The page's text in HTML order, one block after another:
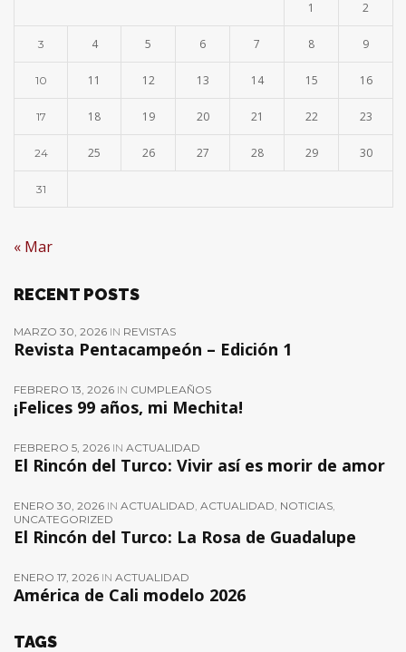
1 2
3 4 5 6 7 8 9
10 11 12 13 14 15 16
17 18 19 20 21 22 23
24 25 26 27 28 29 30
31
« Mar
RECENT POSTS
MARZO 30, 2026 IN REVISTAS
Revista Pentacampeón – Edición 1
FEBRERO 13, 2026 IN CUMPLEAÑOS
¡Felices 99 años, mi Mechita!
FEBRERO 5, 2026 IN ACTUALIDAD
El Rincón del Turco: Vivir así es morir de amor
ENERO 30, 2026 IN ACTUALIDAD, ACTUALIDAD, NOTICIAS,
UNCATEGORIZED
El Rincón del Turco: La Rosa de Guadalupe
ENERO 17, 2026 IN ACTUALIDAD
América de Cali modelo 2026
TAGS